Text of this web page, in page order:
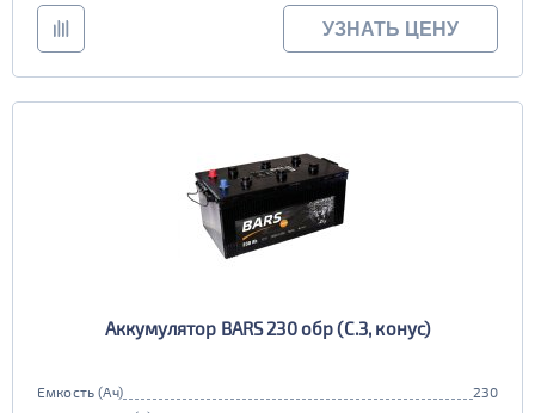
УЗНАТЬ ЦЕНУ
Аккумулятор BARS 230 обр (C.3, конус)
Емкость (Ач)
230